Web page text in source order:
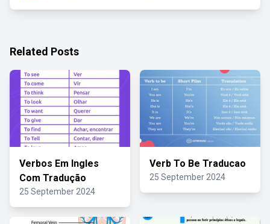
Related Posts
Verbos Em Ingles
Com Tradução
25 September 2024
Verb To Be Traducao
25 September 2024